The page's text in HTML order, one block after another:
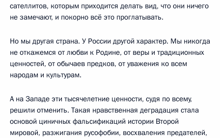
сателлитов, которым приходится делать вид, что они ничего
не замечают, и покорно всё это проглатывать.
Но мы другая страна. У России другой характер. Мы никогда
не откажемся от любви к Родине, от веры и традиционных
ценностей, от обычаев предков, от уважения ко всем
народам и культурам.
А на Западе эти тысячелетние ценности, судя по всему,
решили отменить. Такая нравственная деградация стала
основой циничных фальсификаций истории Второй
мировой, разжигания русофобии, восхваления предателей,